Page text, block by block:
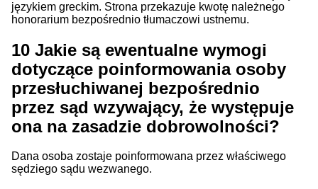
językiem greckim. Strona przekazuje kwotę należnego
honorarium bezpośrednio tłumaczowi ustnemu.
10 Jakie są ewentualne wymogi
dotyczące poinformowania osoby
przesłuchiwanej bezpośrednio
przez sąd wzywający, że występuje
ona na zasadzie dobrowolności?
Dana osoba zostaje poinformowana przez właściwego
sędziego sądu wezwanego.